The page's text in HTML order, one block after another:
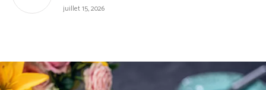
juillet 15, 2026